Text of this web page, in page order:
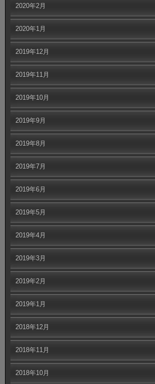
2020年2月
2020年1月
2019年12月
2019年11月
2019年10月
2019年9月
2019年8月
2019年7月
2019年6月
2019年5月
2019年4月
2019年3月
2019年2月
2019年1月
2018年12月
2018年11月
2018年10月